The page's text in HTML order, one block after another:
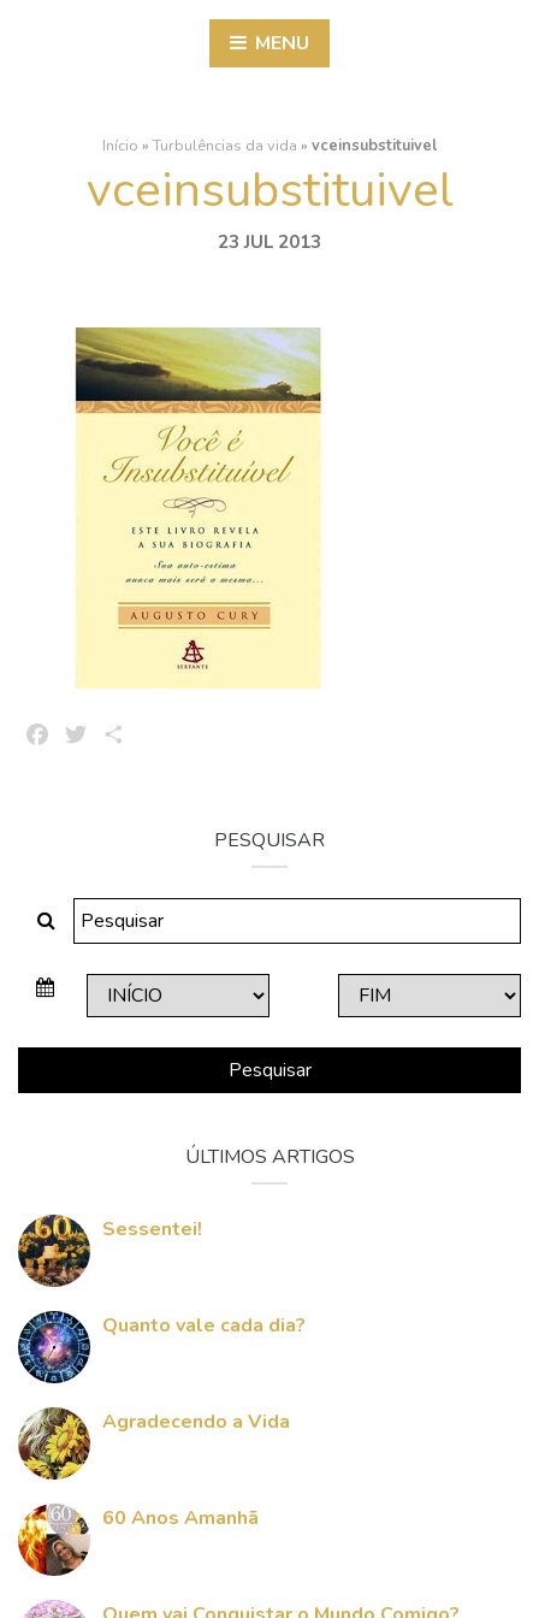
MENU
Início »Turbulências da vida » vceinsubstituivel
vceinsubstituivel
23 JUL 2013
FacebookTwitter
PESQUISAR
Pesquisar
ÚLTIMOS ARTIGOS
Sessentei!
Quanto vale cada dia?
Agradecendo a Vida
60 Anos Amanhã